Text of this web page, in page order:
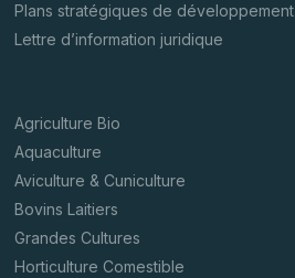
Plans stratégiques de développement
Lettre d’information juridique
Agriculture Bio
Aquaculture
Aviculture & Cuniculture
Bovins Laitiers
Grandes Cultures
Horticulture Comestible